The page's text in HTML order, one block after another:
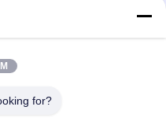
de Mpo
for?